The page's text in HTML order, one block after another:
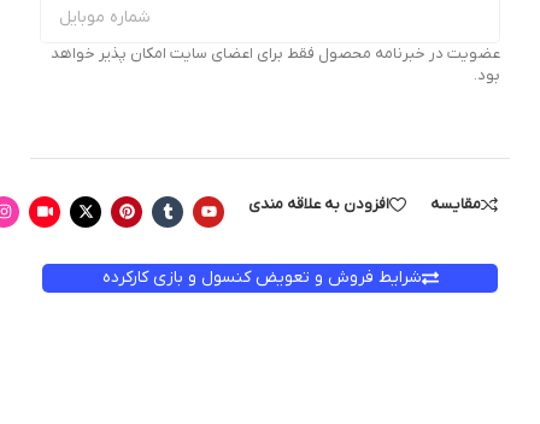
عضویت در خبرنامه محصول فقط برای اعضای سایت امکان پذیر خواهد
بود.
مقایسه افزودن به علاقه مندی
شرایط فروش و تعویض کنسول و بازی کارکرده